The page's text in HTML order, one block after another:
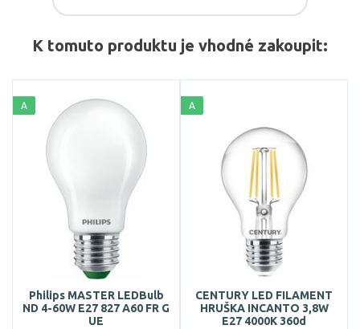
K tomuto produktu je vhodné zakoupit:
A
Philips MASTER LEDBulb
ND 4-60W E27 827 A60 FR G
UE
A
CENTURY LED FILAMENT
HRUŠKA INCANTO 3,8W
E27 4000K 360d